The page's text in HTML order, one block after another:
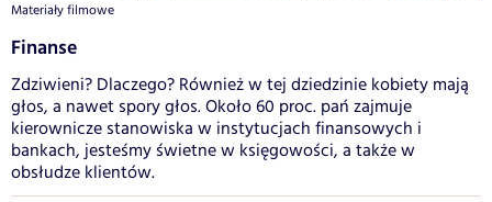
Materiały filmowe
Finanse
Zdziwieni? Dlaczego? Również w tej dziedzinie kobiety mają
głos, a nawet spory głos. Około 60 proc. pań zajmuje
kierownicze stanowiska w instytucjach finansowych i
bankach, jesteśmy świetne w księgowości, a także w
obsłudze klientów.